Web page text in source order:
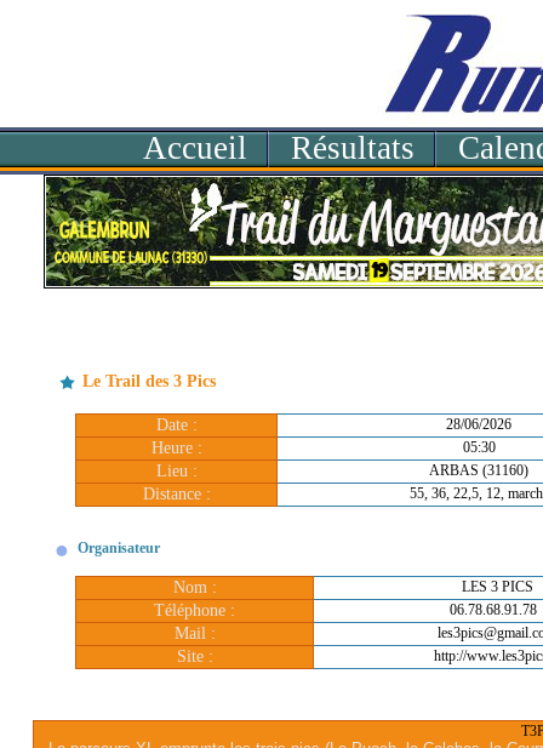
Accueil Résultats
Le Trail des 3 Pics
Date : 28/06/2026
Heure : 05:30
Lieu : ARBAS (31160)
Distance : 55, 36, 22,5, 12,
Organisateur
Nom : LES 3 PICS
Téléphone : 06.78.68.91.78
Mail :
Site : http://